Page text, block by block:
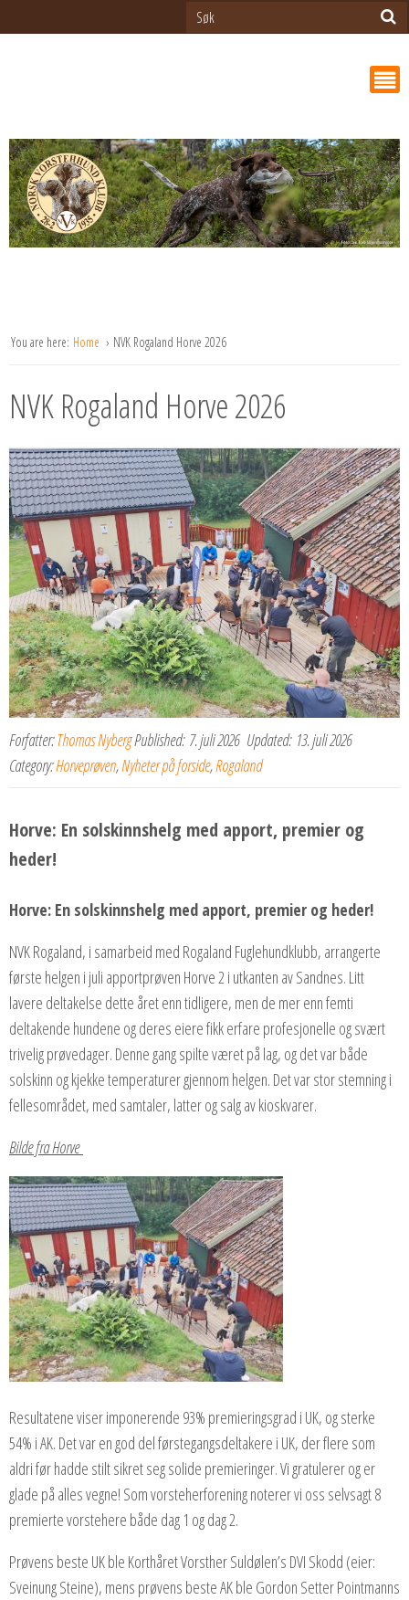
You are here: Home NVK Rogaland Horve 2026
NVK Rogaland Horve 2026
Forfatter:Thomas NybergPublished: 7. juli 2026 Updated: 13. juli 2026
Category:Horveprøven,Nyheter på forside,Rogaland
Horve: En solskinnshelg med apport, premier og
heder!
Horve: En solskinnshelg med apport, premier og heder!
NVK Rogaland, i samarbeid med Rogaland Fuglehundklubb, arrangerte
første helgen i juli apportprøven Horve 2 i utkanten av Sandnes. Litt
lavere deltakelse dette året enn tidligere, men de mer enn femti
deltakende hundene og deres eiere fikk erfare profesjonelle og svært
trivelig prøvedager. Denne gang spilte været på lag, og det var både
solskinn og kjekke temperaturer gjennom helgen. Det var stor stemning i
fellesområdet, med samtaler, latter og salg av kioskvarer.
Bilde fra Horve
Resultatene viser imponerende 93% premieringsgrad i UK, og sterke
54% i AK. Det var en god del førstegangsdeltakere i UK, der flere som
aldri før hadde stilt sikret seg solide premieringer. Vi gratulerer og er
glade på alles vegne! Som vorsteherforening noterer vi oss selvsagt 8
premierte vorstehere både dag 1 og dag 2.
Prøvens beste UK ble Korthåret Vorsther Suldølen’s DVI Skodd (eier:
Sveinung Steine), mens prøvens beste AK ble Gordon Setter Pointmanns